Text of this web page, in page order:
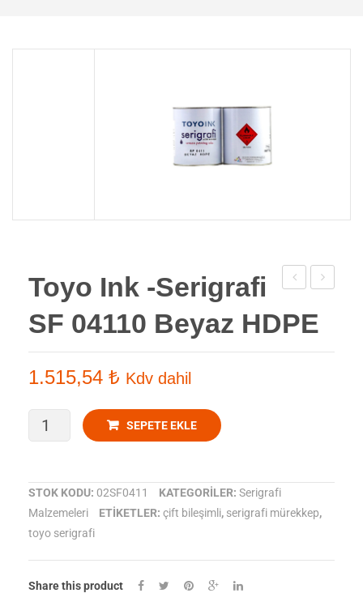
SerigrafiSerigrafi
Toyo Ink -Serigrafi
SF 04110 Beyaz HDPE
1.515,54 ₺ Kdv dahil
Toyo
-
Serigrafi
04110
SEPETE EKLE
STOK KODU: 02SF0411 KATEGORILER: Serigrafi
Malzemeleri
ETIKETLER: çift bileşimli, serigrafi mürekkep,
toyo serigrafi
Share this product